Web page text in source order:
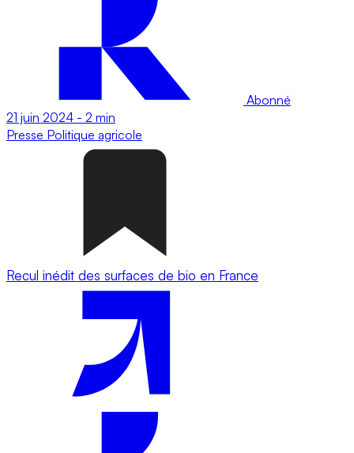
Abonné
21 juin 2024 - 2 min
Presse Politique agricole
Recul inédit des surfaces de bio en France